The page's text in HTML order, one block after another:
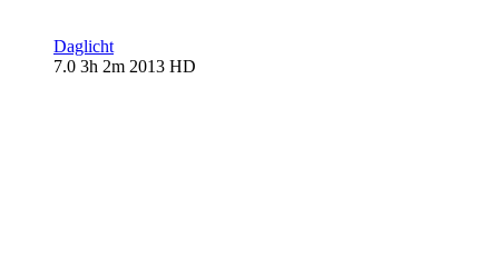
Daglicht
7.0 3h 2m 2013 HD